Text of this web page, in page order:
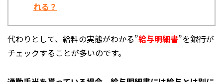
れる？
代わりとして、給料の実態がわかる”給与明細書”を銀行が
チェックすることが多いのです。